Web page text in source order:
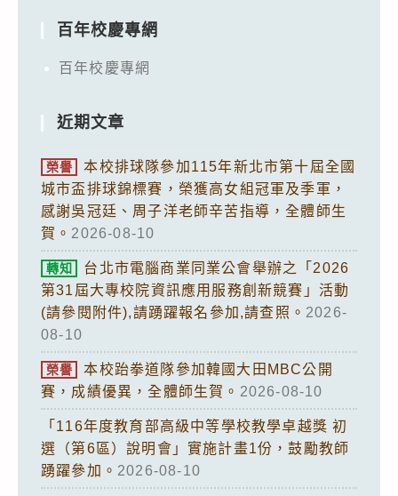
百年校慶專網
百年校慶專網
近期文章
榮譽
本校排球隊參加115年新北市第十屆全國
城市盃排球錦標賽，榮獲高女組冠軍及季軍，
感謝吳冠廷、周子洋老師辛苦指導，全體師生
賀。 2026-08-10
轉知
台北市電腦商業同業公會舉辦之「2026
第31屆大專校院資訊應用服務創新競賽」活動
(請參閱附件),請踴躍報名參加,請查照。 2026-
08-10
榮譽
本校跆拳道隊參加韓國大田MBC公開
賽，成績優異，全體師生賀。 2026-08-10
「116年度教育部高級中等學校教學卓越獎 初
選（第6區）說明會」實施計畫1份，鼓勵教師
踴躍參加。 2026-08-10